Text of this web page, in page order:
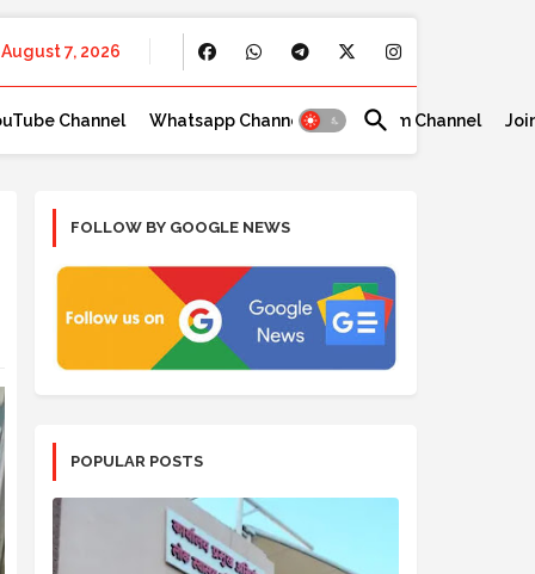
August 7, 2026
Channel Whatsapp Channel Telegram Channel
FOLLOW BY GOOGLE NEWS
POPULAR POSTS